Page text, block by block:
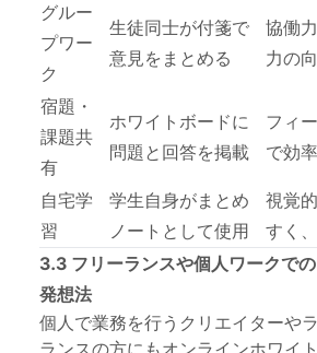
グルー
プワー
ク
生徒同士が付箋で
意見をまとめる
協働
力の
宿題・
課題共
有
ホワイトボードに
問題と回答を掲載
フィ
で効
自宅学
習
学生自身がまとめ
ノートとして使用
視覚
すく
3.3 フリーランスや個人ワークで
発想法
個人で業務を行うクリエイターや